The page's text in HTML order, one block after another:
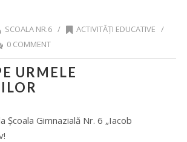
SCOALA NR.6 / ACTIVITĂȚI EDUCATIVE /
0 COMMENT
URMELE
Școala Gimnazială Nr. 6 „Iacob